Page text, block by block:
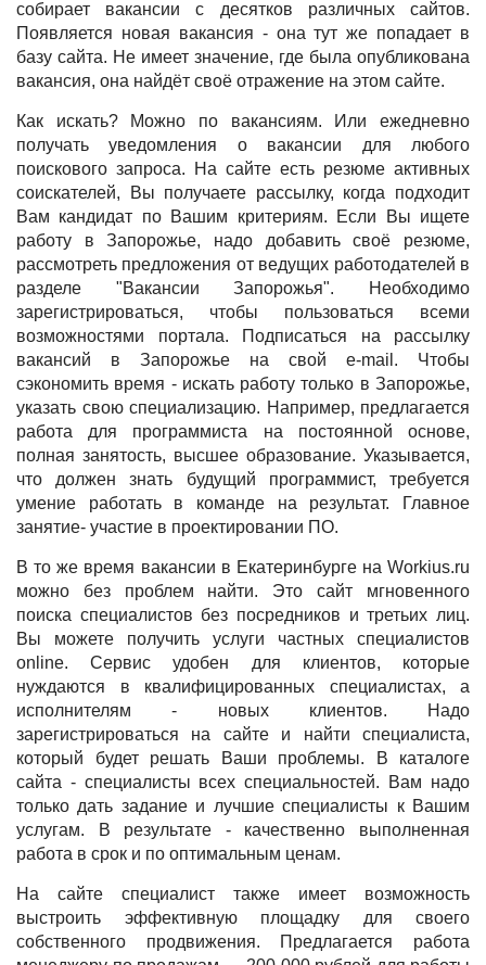
собирает вакансии с десятков различных сайтов.
Появляется новая вакансия - она тут же попадает в
базу сайта. Не имеет значение, где была опубликована
вакансия, она найдёт своё отражение на этом сайте.
Как искать? Можно по вакансиям. Или ежедневно
получать уведомления о вакансии для любого
поискового запроса. На сайте есть резюме активных
соискателей, Вы получаете рассылку, когда подходит
Вам кандидат по Вашим критериям. Если Вы ищете
работу в Запорожье, надо добавить своё резюме,
рассмотреть предложения от ведущих работодателей в
разделе "Вакансии Запорожья". Необходимо
зарегистрироваться, чтобы пользоваться всеми
возможностями портала. Подписаться на рассылку
вакансий в Запорожье на свой e-mail. Чтобы
сэкономить время - искать работу только в Запорожье,
указать свою специализацию. Например, предлагается
работа для программиста на постоянной основе,
полная занятость, высшее образование. Указывается,
что должен знать будущий программист, требуется
умение работать в команде на результат. Главное
занятие- участие в проектировании ПО.
В то же время вакансии в Екатеринбурге на Workius.ru
можно без проблем найти. Это сайт мгновенного
поиска специалистов без посредников и третьих лиц.
Вы можете получить услуги частных специалистов
online. Сервис удобен для клиентов, которые
нуждаются в квалифицированных специалистах, а
исполнителям - новых клиентов. Надо
зарегистрироваться на сайте и найти специалиста,
который будет решать Ваши проблемы. В каталоге
сайта - специалисты всех специальностей. Вам надо
только дать задание и лучшие специалисты к Вашим
услугам. В результате - качественно выполненная
работа в срок и по оптимальным ценам.
На сайте специалист также имеет возможность
выстроить эффективную площадку для своего
собственного продвижения. Предлагается работа